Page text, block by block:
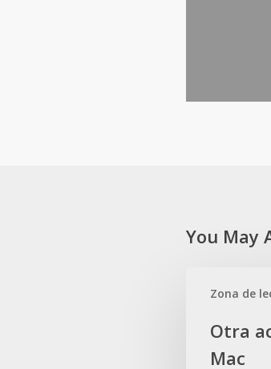
You May
Zona de
actualización
Otra
Mac